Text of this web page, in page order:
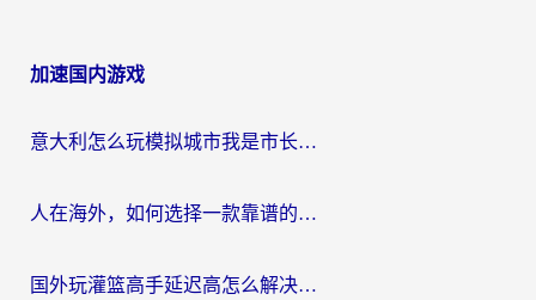
加速国内游戏
意大利怎么玩模拟城市我是市长？海外党国服游戏加速终极攻略（附三国3量子特攻解决办法）
人在海外，如何选择一款靠谱的玩剑灵2加速器？
国外玩灌篮高手延迟高怎么解决？海外玩家国服游戏加速终极指南